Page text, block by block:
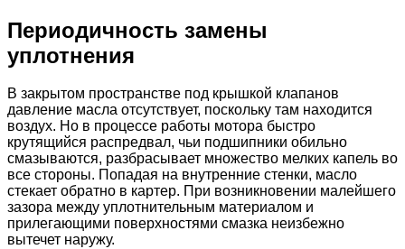
Периодичность замены
уплотнения
В закрытом пространстве под крышкой клапанов
давление масла отсутствует, поскольку там находится
воздух. Но в процессе работы мотора быстро
крутящийся распредвал, чьи подшипники обильно
смазываются, разбрасывает множество мелких капель во
все стороны. Попадая на внутренние стенки, масло
стекает обратно в картер. При возникновении малейшего
зазора между уплотнительным материалом и
прилегающими поверхностями смазка неизбежно
вытечет наружу.